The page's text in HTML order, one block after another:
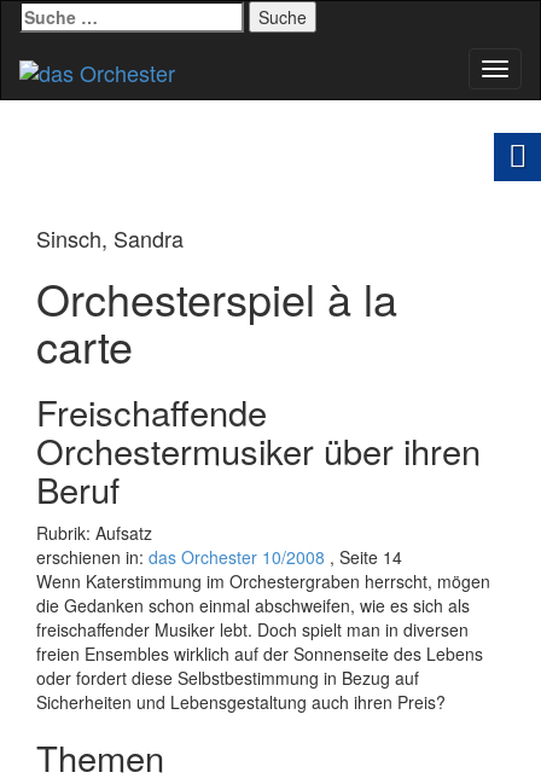
Suche
nach:
Sinsch, Sandra
Orchesterspiel à la
carte
Freischaffende
Orchestermusiker über ihren
Beruf
Rubrik: Aufsatz
erschienen in: das Orchester 10/2008 , Seite 14
Wenn Katerstimmung im Orchestergraben herrscht, mögen
die Gedanken schon einmal abschweifen, wie es sich als
freischaffender Musiker lebt. Doch spielt man in diversen
freien Ensembles wirklich auf der Sonnenseite des Lebens
oder fordert diese Selbstbestimmung in Bezug auf
Sicherheiten und Lebensgestaltung auch ihren Preis?
Themen